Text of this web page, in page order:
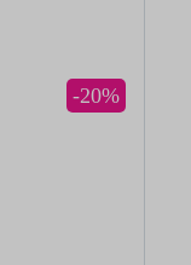
-20%